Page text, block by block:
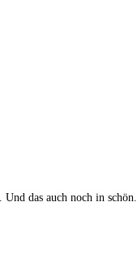
das auch noch in schön.